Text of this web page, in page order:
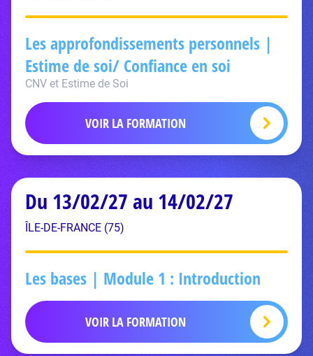
Les approfondissements personnels |
Estime de soi/ Confiance en soi
CNV et Estime de Soi
VOIR LA FORMATION
Du 13/02/27 au 14/02/27
ÎLE-DE-FRANCE (75)
Les bases | Module 1 : Introduction
VOIR LA FORMATION